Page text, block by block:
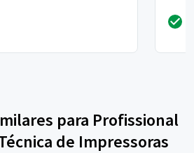
para Profissional
de Impressoras